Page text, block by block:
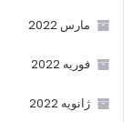
مارس 2022
فوریه 2022
ژانویه 2022